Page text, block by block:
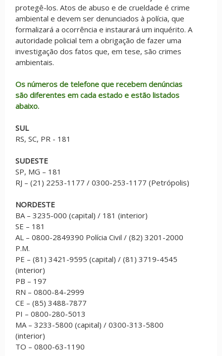
protegê-los. Atos de abuso e de crueldade é crime
ambiental e devem ser denunciados à polícia, que
formalizará a ocorrência e instaurará um inquérito. A
autoridade policial tem a obrigação de fazer uma
investigação dos fatos que, em tese, são crimes
ambientais.
Os números de telefone que recebem denúncias
são diferentes em cada estado e estão listados
abaixo.
SUL
RS, SC, PR - 181
SUDESTE
SP, MG – 181
RJ – (21) 2253-1177 / 0300-253-1177 (Petrópolis)
NORDESTE
BA – 3235-000 (capital) / 181 (interior)
SE – 181
AL – 0800-2849390 Polícia Civil / (82) 3201-2000
P.M.
PE – (81) 3421-9595 (capital) / (81) 3719-4545
(interior)
PB – 197
RN – 0800-84-2999
CE – (85) 3488-7877
PI – 0800-280-5013
MA – 3233-5800 (capital) / 0300-313-5800
(interior)
TO – 0800-63-1190